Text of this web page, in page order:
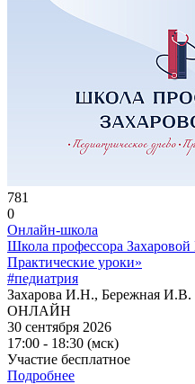
781
0
Онлайн-школа
Школа профессора
Практические уроки»
#педиатрия
Захарова И.Н., Бережная И.В.
ОНЛАЙН
30 сентября 2026
17:00 - 18:30 (мск)
Участие бесплатное
Подробнее